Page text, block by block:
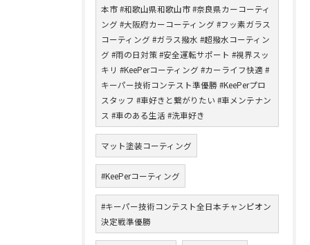
本市 #和歌山県和歌山市 #奈良県カーコーティ
ング #大阪府カーコーティング #フッ素ガラス
コーティング #ガラス撥水 #超撥水コーティン
グ #雨の日対策 #安全運転サポート #視界スッ
キリ #KeePerコーティング #カーライフ快適 #
キーパー技術コンテスト準優勝 #KeePerプロ
スタッフ #車好きと繋がりたい #車メンテナン
ス #車のある生活 #洗車好き
マット塗装コーティング
#KeePerコーティング
#キーパー技術コンテスト全日本チャンピオン
決定戦準優勝